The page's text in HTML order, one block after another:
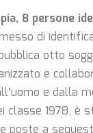
8 persone
di
otto
e
e dalla
classe 1978, è